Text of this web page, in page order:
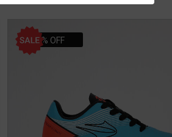
29% OFF